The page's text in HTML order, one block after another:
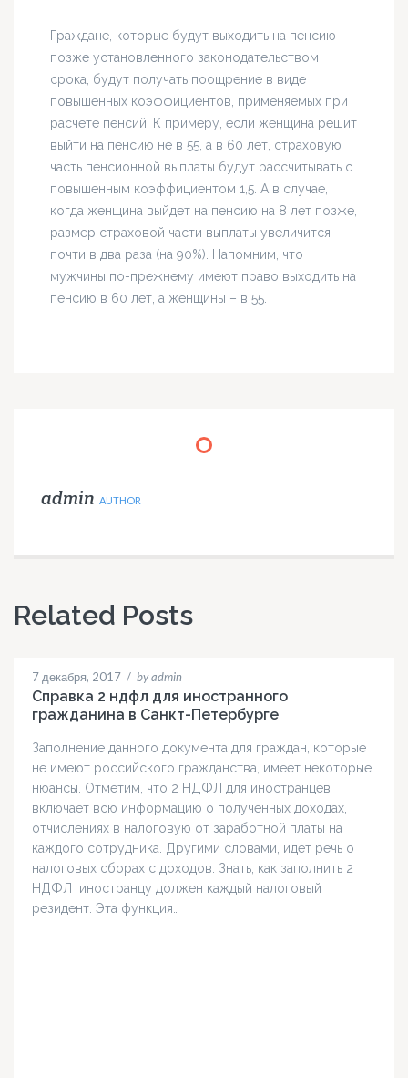
Граждане, которые будут выходить на пенсию
позже установленного законодательством
срока, будут получать поощрение в виде
повышенных коэффициентов, применяемых при
расчете пенсий. К примеру, если женщина решит
выйти на пенсию не в 55, а в 60 лет, страховую
часть пенсионной выплаты будут рассчитывать с
повышенным коэффициентом 1,5. А в случае,
когда женщина выйдет на пенсию на 8 лет позже,
размер страховой части выплаты увеличится
почти в два раза (на 90%). Напомним, что
мужчины по-прежнему имеют право выходить на
пенсию в 60 лет, а женщины – в 55.
admin AUTHOR
Related Posts
7 декабря, 2017 / by admin
Справка 2 ндфл для иностранного
гражданина в Санкт-Петербурге
Заполнение данного документа для граждан, которые
не имеют российского гражданства, имеет некоторые
нюансы. Отметим, что 2 НДФЛ для иностранцев
включает всю информацию о полученных доходах,
отчислениях в налоговую от заработной платы на
каждого сотрудника. Другими словами, идет речь о
налоговых сборах с доходов. Знать, как заполнить 2
НДФЛ иностранцу должен каждый налоговый
резидент. Эта функция…